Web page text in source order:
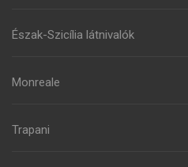
Észak-Szicília látnivalók
Monreale
Trapani